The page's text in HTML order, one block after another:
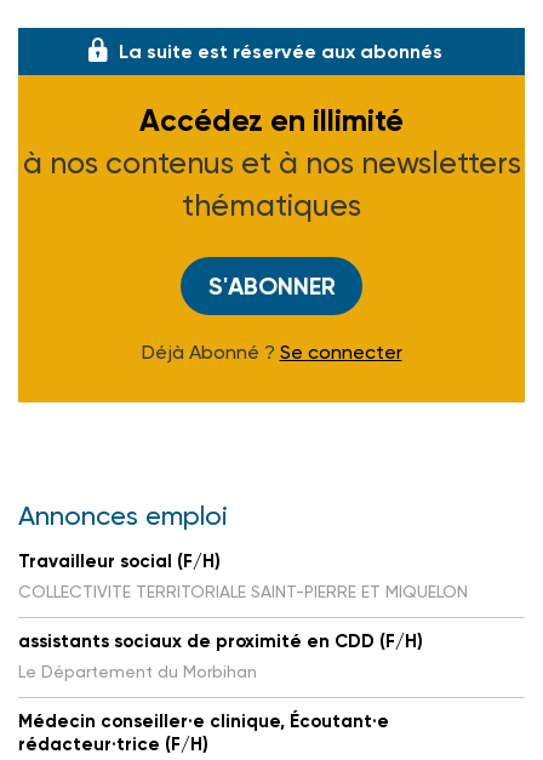
La suite est réservée aux abonnés
Accédez en illimité
à nos contenus et à nos newsletters
thématiques
S'ABONNER
Déjà Abonné ? Se connecter
Annonces emploi
Travailleur social (F/H)
COLLECTIVITE TERRITORIALE SAINT-PIERRE ET MIQUELON
assistants sociaux de proximité en CDD (F/H)
Le Département du Morbihan
Médecin conseiller·e clinique, Écoutant·e
rédacteur·trice (F/H)